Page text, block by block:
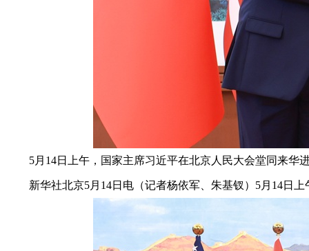
5月14日上午，国家主席习近平在北京人民大会堂同来华
新华社北京5月14日电（记者杨依军、朱基钗）5月14日上